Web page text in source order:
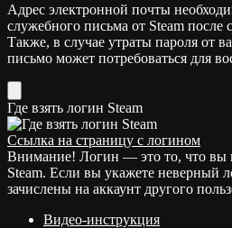
Адрес электронной почты
служебного письма от Steam после
Также, в случае утраты пароля от
письмо может потребоваться для
Где взять логин Steam
Ссылка на страницу с логином
Внимание! Логин — это то, что вы
Steam. Если вы укажете неверный
зачислены на аккаунт другого
Видео-инструкция